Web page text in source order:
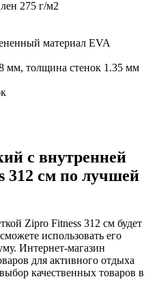
275 г/м2
материал EVA
мм, толщина стенок 1.35 мм
с внутренней
312 см по лучшей
Zipro Fitness 312 см будет
использовать его
Интернет-магазин
для активного отдыха
качественных товаров в